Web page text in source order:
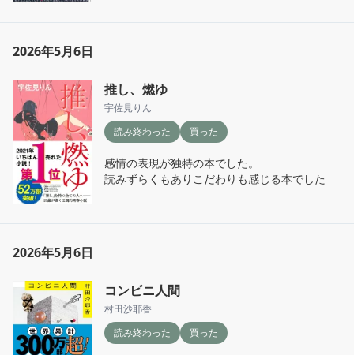
2026年5月6日
推し、燃ゆ
宇佐見りん
読み終わった
買った
感情の表現が独特の本でした。
読みずらくもありこだわりも感じる本でした
2026年5月6日
コンビニ人間
村田沙耶香
読み終わった
買った